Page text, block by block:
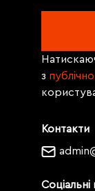
Контакти
з